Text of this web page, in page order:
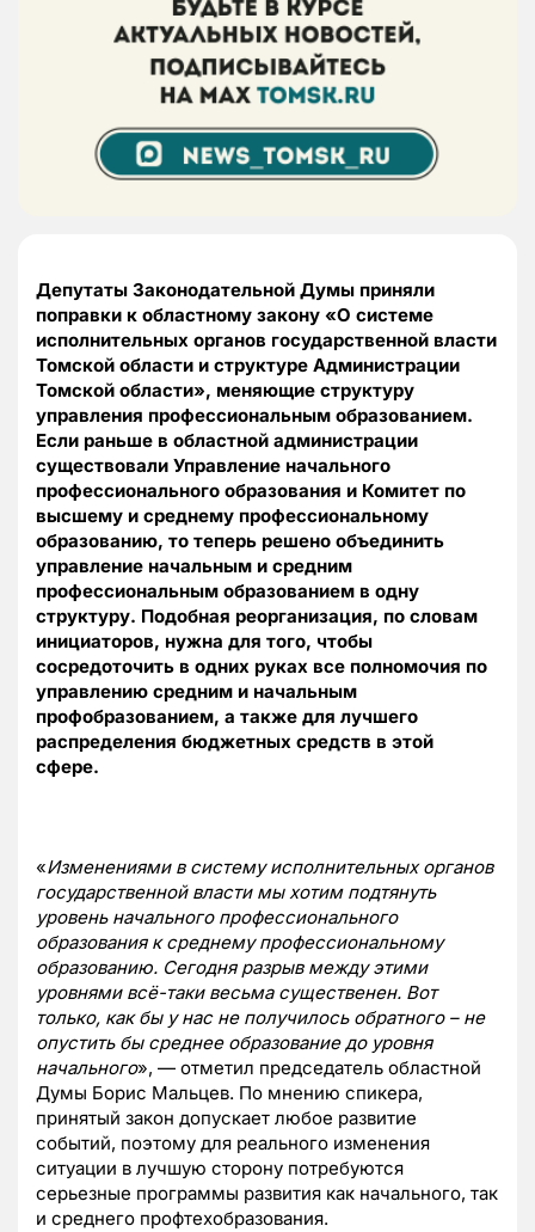
Депутаты Законодательной Думы приняли
поправки к областному закону «О системе
исполнительных органов государственной власти
Томской области и структуре Администрации
Томской области», меняющие структуру
управления профессиональным образованием.
Если раньше в областной администрации
существовали Управление начального
профессионального образования и Комитет по
высшему и среднему профессиональному
образованию, то теперь решено объединить
управление начальным и средним
профессиональным образованием в одну
структуру. Подобная реорганизация, по словам
инициаторов, нужна для того, чтобы
сосредоточить в одних руках все полномочия по
управлению средним и начальным
профобразованием, а также для лучшего
распределения бюджетных средств в этой
сфере.
«Изменениями в систему исполнительных органов
государственной власти мы хотим подтянуть
уровень начального профессионального
образования к среднему профессиональному
образованию. Сегодня разрыв между этими
уровнями всё-таки весьма существенен. Вот
только, как бы у нас не получилось обратного – не
опустить бы среднее образование до уровня
начального», — отметил председатель областной
Думы Борис Мальцев. По мнению спикера,
принятый закон допускает любое развитие
событий, поэтому для реального изменения
ситуации в лучшую сторону потребуются
серьезные программы развития как начального, так
и среднего профтехобразования.